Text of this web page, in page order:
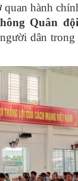
quan hành
Quân
dân